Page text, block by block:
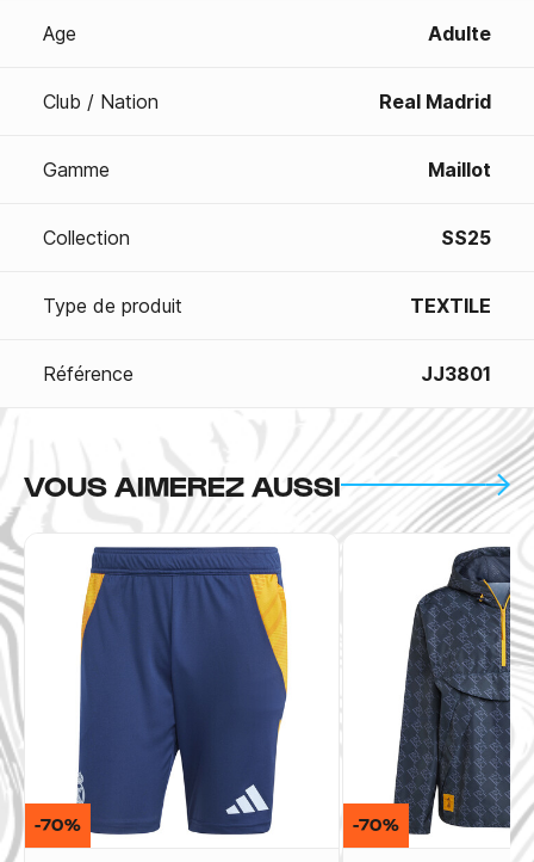
Age Adulte
Club / Nation Real Madrid
Gamme Maillot
Collection SS25
Type de produit TEXTILE
Référence JJ3801
VOUS AIMEREZ AUSSI
-70% -70%